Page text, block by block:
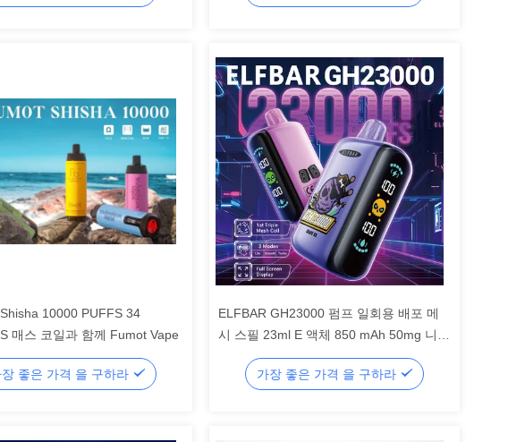
10000 PUFFS 34
매스 코일과 함께 Fumot Vape
장 좋은 가격 을 구하라
ELFBAR GH23000 펌프 일회용 배포 메
시 스필 23ml E 액체 850 mAh 50mg 니코
틴 딸기 바나나
가장 좋은 가격 을 구하라